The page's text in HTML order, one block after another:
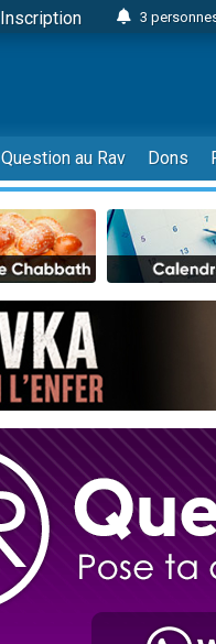
Inscription
3
3
3
2
13
30
Il
12
3
2
2
3
8
Nouvelle
61
Ariel vient
Nathaniel
Question au Rav Dons